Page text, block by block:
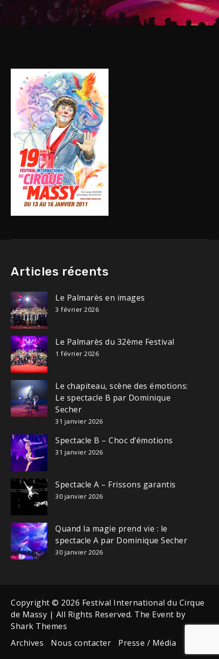
Articles récents
Le Palmarès en images
3 février 2026
Le Palmarès du 32ème Festival
1 février 2026
Le chapiteau, scène des émotions:
Le spectacle B par Dominique
Secher
31 janvier 2026
Spectacle B – Choc d’émotions
31 janvier 2026
Spectacle A – Frissons garantis
30 janvier 2026
Quand la magie prend vie : le
spectacle A par Dominique Secher
30 janvier 2026
Copyright © 2026 Festival International du Cirque
de Massy | All Rights Reserved. The Event by
Shark Themes
Archives
Nous contacter Presse / Média